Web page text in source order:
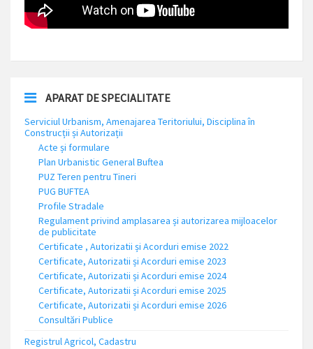
APARAT DE SPECIALITATE
Serviciul Urbanism, Amenajarea Teritoriului, Disciplina în
Construcții și Autorizații
Acte și formulare
Plan Urbanistic General Buftea
PUZ Teren pentru Tineri
PUG BUFTEA
Profile Stradale
Regulament privind amplasarea și autorizarea mijloacelor
de publicitate
Certificate , Autorizatii și Acorduri emise 2022
Certificate, Autorizatii și Acorduri emise 2023
Certificate, Autorizatii și Acorduri emise 2024
Certificate, Autorizatii și Acorduri emise 2025
Certificate, Autorizatii și Acorduri emise 2026
Consultări Publice
Registrul Agricol, Cadastru